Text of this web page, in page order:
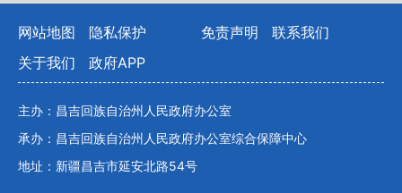
网站地图 隐私保护 免责声明
联系我们
关于我们
政府APP
主办：昌吉回族自治州人民政府办公室
承办：昌吉回族自治州人民政府办公室综合保障中心
地址：新疆昌吉市延安北路54号